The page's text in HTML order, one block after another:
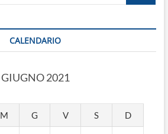
CALENDARIO
GIUGNO 2021
M G V S D